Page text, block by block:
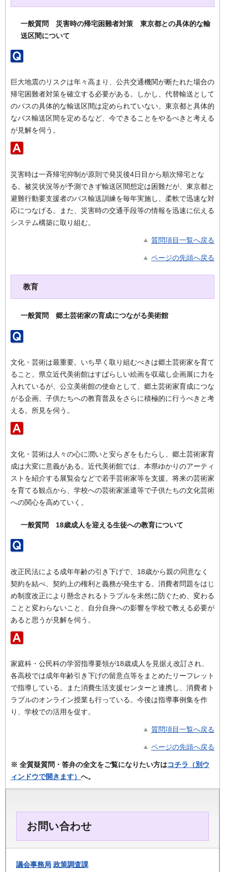
一般質問 災害時の帰宅困難者対策 東京都との具体的な輸
送区間について
巨大地震のリスクは年々高まり、公共交通機関が断たれた場合の
帰宅困難者対策を確立する必要がある。しかし、代替輸送として
のバスの具体的な輸送区間は定められていない。東京都と具体的
なバス輸送区間を定めるなど、今できることをやるべきと考える
が見解を伺う。
災害時は一斉帰宅抑制が原則で発災後4日目から順次帰宅とな
る。被災状況等が予測できず輸送区間想定は困難だが、東京都と
避難行動要支援者のバス輸送訓練を毎年実施し、柔軟で迅速な対
応につなげる。また、災害時の交通手段等の情報を迅速に伝える
システム構築に取り組む。
質問項目一覧へ戻る
ページの先頭へ戻る
教育
一般質問 郷土芸術家の育成につながる美術館
文化・芸術は最重要。いち早く取り組むべきは郷土芸術家を育て
ること。県立近代美術館はすばらしい絵画を収蔵し企画展に力を
入れているが、公立美術館の使命として、郷土芸術家育成につな
がる企画、子供たちへの教育普及をさらに積極的に行うべきと考
える。所見を伺う。
文化・芸術は人々の心に潤いと安らぎをもたらし、郷土芸術家育
成は大変に意義がある。近代美術館では、本県ゆかりのアーティ
ストを紹介する展覧会などで若手芸術家等を支援。将来の芸術家
を育てる観点から、学校への芸術家派遣等で子供たちの文化芸術
への関心を高めていく。
一般質問 18歳成人を迎える生徒への教育について
改正民法による成年年齢の引き下げで、18歳から親の同意なく
契約を結べ、契約上の権利と義務が発生する。消費者問題をはじ
め制度改正により懸念されるトラブルを未然に防ぐため、変わる
ことと変わらないこと、自分自身への影響を学校で教える必要が
あると思うが見解を伺う。
家庭科・公民科の学習指導要領が18歳成人を見据え改訂され、
各高校では成年年齢引き下げの留意点等をまとめたリーフレット
で指導している。また消費生活支援センターと連携し、消費者ト
ラブルのオンライン授業も行っている。今後は指導事例集を作
り、学校での活用を促す。
質問項目一覧へ戻る
ページの先頭へ戻る
※ 全質疑質問・答弁の全文をご覧になりたい方はコチラ（別ウ
ィンドウで開きます） へ。
お問い合わせ
議会事務局 政策調査課